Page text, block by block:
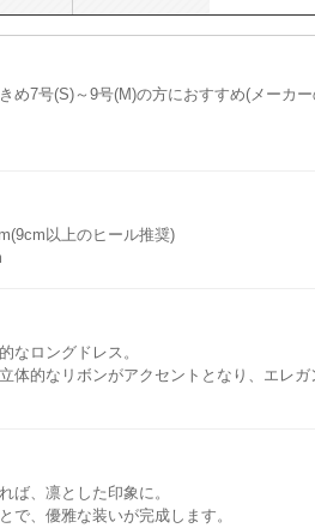
め7号(S)～9号(M)の方におすすめ(メーカー
以上のヒール推奨)
なロングドレス。
体的なリボンがアクセントとなり、エレガ
ば、凛とした印象に。
で、優雅な装いが完成します。